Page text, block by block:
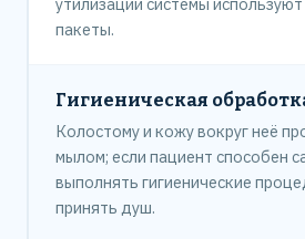
пакеты.
Гигиеническая
Колостому и кожу вокруг неё
мылом; если пациент способен
выполнять гигиенические
принять душ.